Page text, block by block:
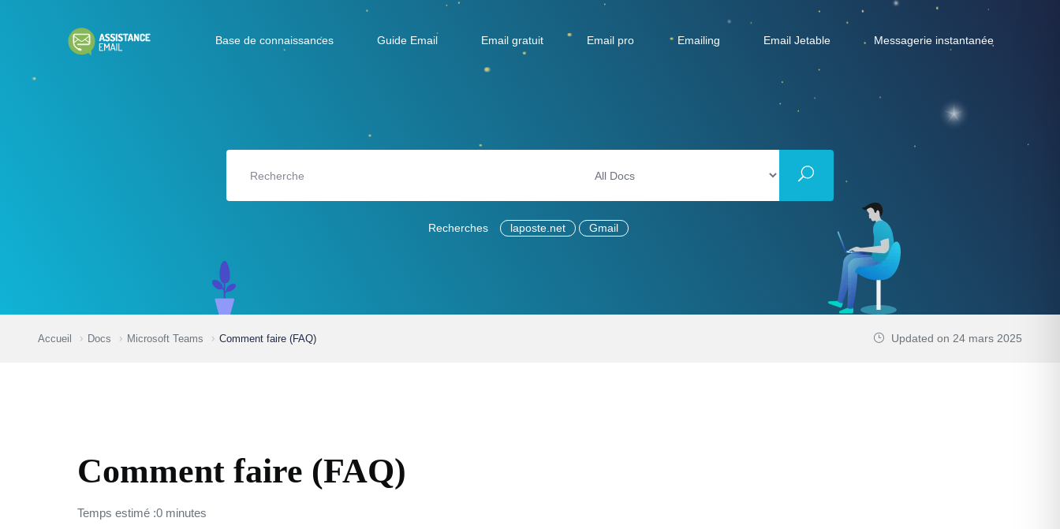
Base de connaissances Guide Email Email gratuit Email pro Emailing Email Jetable Messagerie instantanée
Recherches laposte.net Gmail
Accueil Docs Microsoft Teams Comment faire (FAQ) Updated on 24 mars 2025
Comment faire (FAQ)
Temps estimé :0 minutes